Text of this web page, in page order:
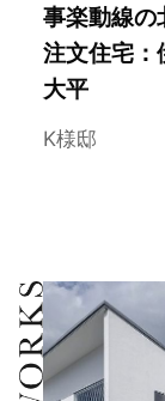
事楽動線の
注文住宅：
大平
K様邸